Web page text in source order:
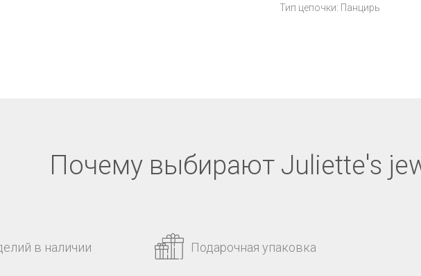
Тип цепочки: Панцирь
Почему выбирают Juliette's
в наличии Подарочная упаковка